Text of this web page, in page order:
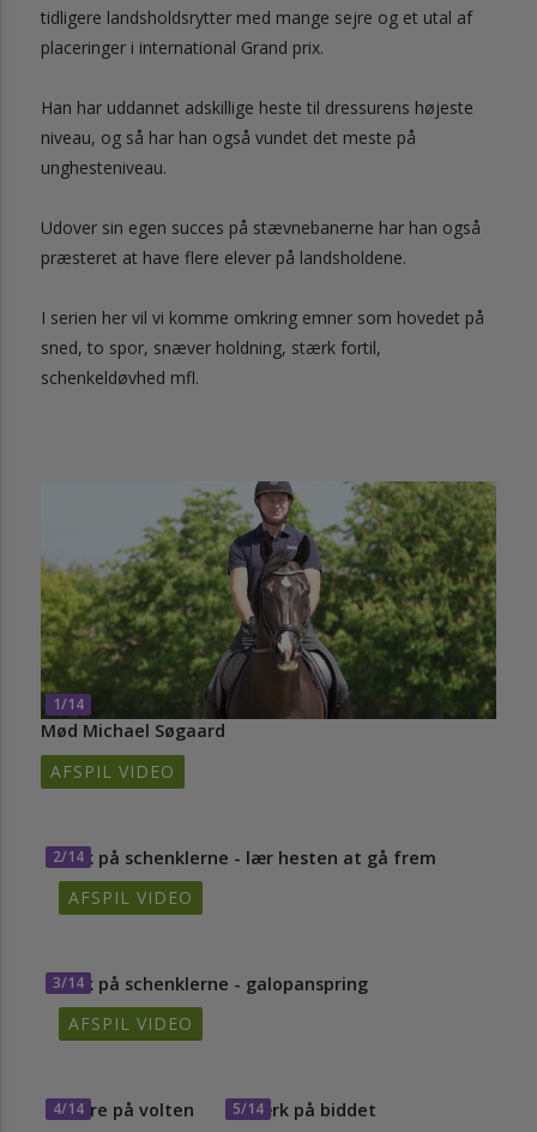
tidligere landsholdsrytter med mange sejre og et utal af
placeringer i international Grand prix.
Han har uddannet adskillige heste til dressurens højeste
niveau, og så har han også vundet det meste på
unghesteniveau.
Udover sin egen succes på stævnebanerne har han også
præsteret at have flere elever på landsholdene.
I serien her vil vi komme omkring emner som hovedet på
sned, to spor, snæver holdning, stærk fortil,
schenkeldøvhed mfl.
1/14
Mød Michael Søgaard
AFSPIL VIDEO
2/14
Kvik på schenklerne - lær hesten at gå frem
AFSPIL VIDEO
3/14
Kvik på schenklerne - galopanspring
AFSPIL VIDEO
4/14
Spore på volten
5/14
Stærk på biddet